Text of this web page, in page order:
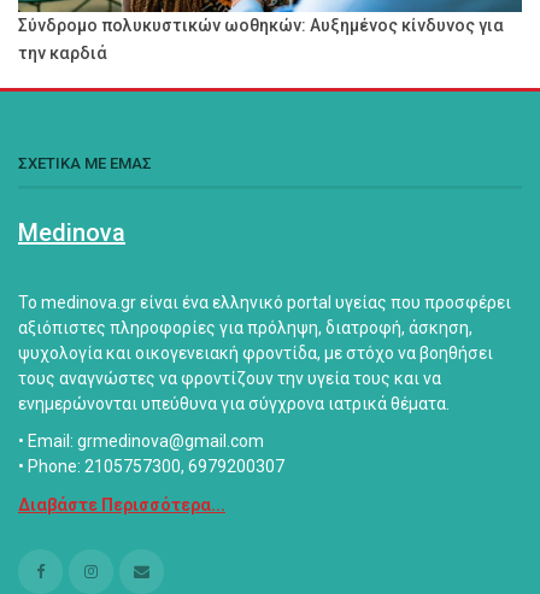
Σύνδρομο πολυκυστικών ωοθηκών: Αυξημένος κίνδυνος για
την καρδιά
ΣΧΕΤΙΚΑ ΜΕ ΕΜΑΣ
Medinova
Το medinova.gr είναι ένα ελληνικό portal υγείας που προσφέρει
αξιόπιστες πληροφορίες για πρόληψη, διατροφή, άσκηση,
ψυχολογία και οικογενειακή φροντίδα, με στόχο να βοηθήσει
τους αναγνώστες να φροντίζουν την υγεία τους και να
ενημερώνονται υπεύθυνα για σύγχρονα ιατρικά θέματα.
• Email: grmedinova@gmail.com
• Phone: 2105757300, 6979200307
Διαβάστε Περισσότερα...